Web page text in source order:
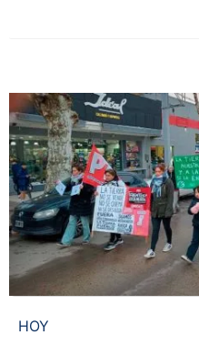
HOY